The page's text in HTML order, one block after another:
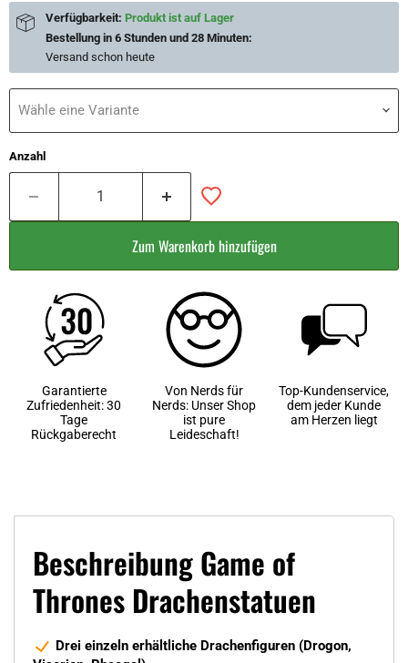
Verfügbarkeit: Produkt ist auf Lager
Bestellung in 6 Stunden und 28 Minuten:
Versand schon heute
Wähle eine Variante
Anzahl
Zum Warenkorb hinzufügen
Garantierte
Zufriedenheit: 30
Tage
Rückgaberecht
Von Nerds für
Nerds: Unser Shop
ist pure
Leideschaft!
Top-Kundenservice,
dem jeder Kunde
am Herzen liegt
Beschreibung Game of
Thrones Drachenstatuen
Drei einzeln erhältliche Drachenfiguren (Drogon,